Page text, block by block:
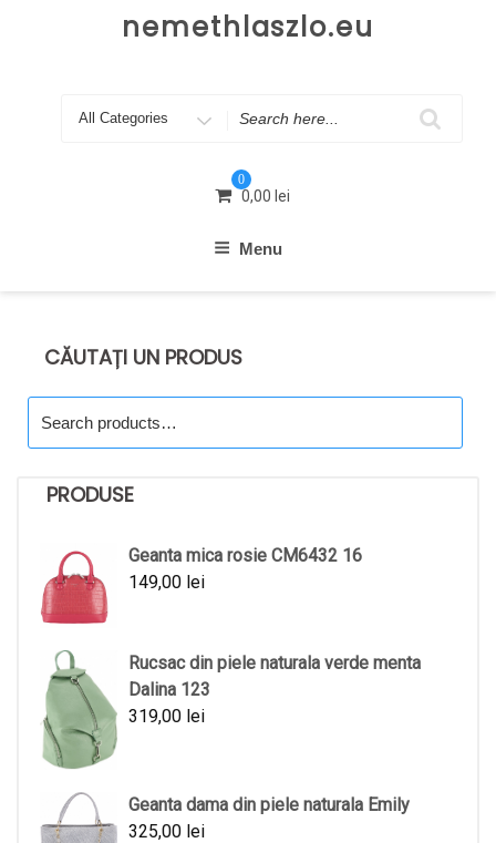
nemethlaszlo.eu
Search
0
0,00 lei
Menu
CĂUTAȚI UN PRODUS
for:
PRODUSE
Geanta mica rosie CM6432 16
149,00 lei
Rucsac din piele naturala verde menta
Dalina 123
319,00 lei
Geanta dama din piele naturala Emily
325,00 lei